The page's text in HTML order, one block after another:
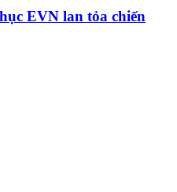
EVN lan tỏa chiến